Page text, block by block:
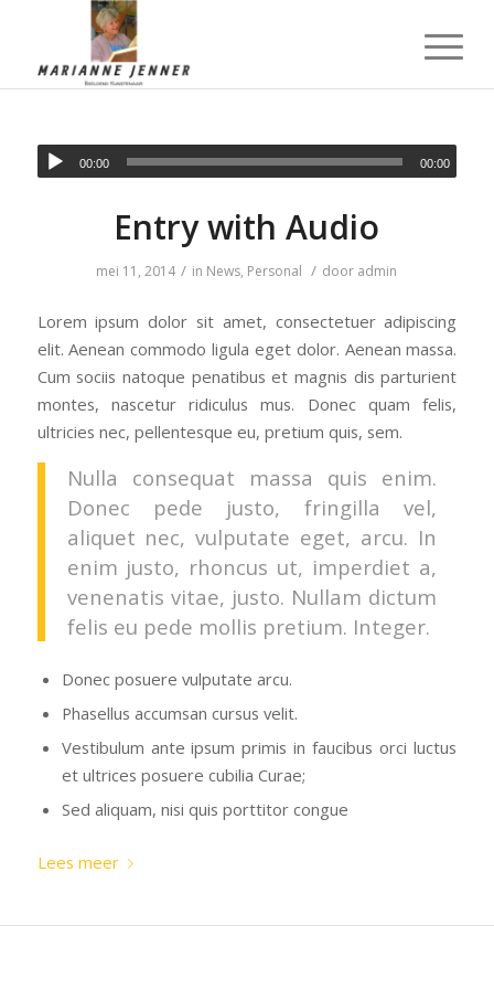
00:00 00:00
Entry with Audio
mei 11, 2014 / in News, Personal / door admin
Lorem ipsum dolor sit amet, consectetuer adipiscing
elit. Aenean commodo ligula eget dolor. Aenean massa.
Cum sociis natoque penatibus et magnis dis parturient
montes, nascetur ridiculus mus. Donec quam felis,
ultricies nec, pellentesque eu, pretium quis, sem.
Nulla consequat massa quis enim.
Donec pede justo, fringilla vel,
aliquet nec, vulputate eget, arcu. In
enim justo, rhoncus ut, imperdiet a,
venenatis vitae, justo. Nullam dictum
felis eu pede mollis pretium. Integer.
Donec posuere vulputate arcu.
Phasellus accumsan cursus velit.
Vestibulum ante ipsum primis in faucibus orci luctus
et ultrices posuere cubilia Curae;
Sed aliquam, nisi quis porttitor congue
Lees meer